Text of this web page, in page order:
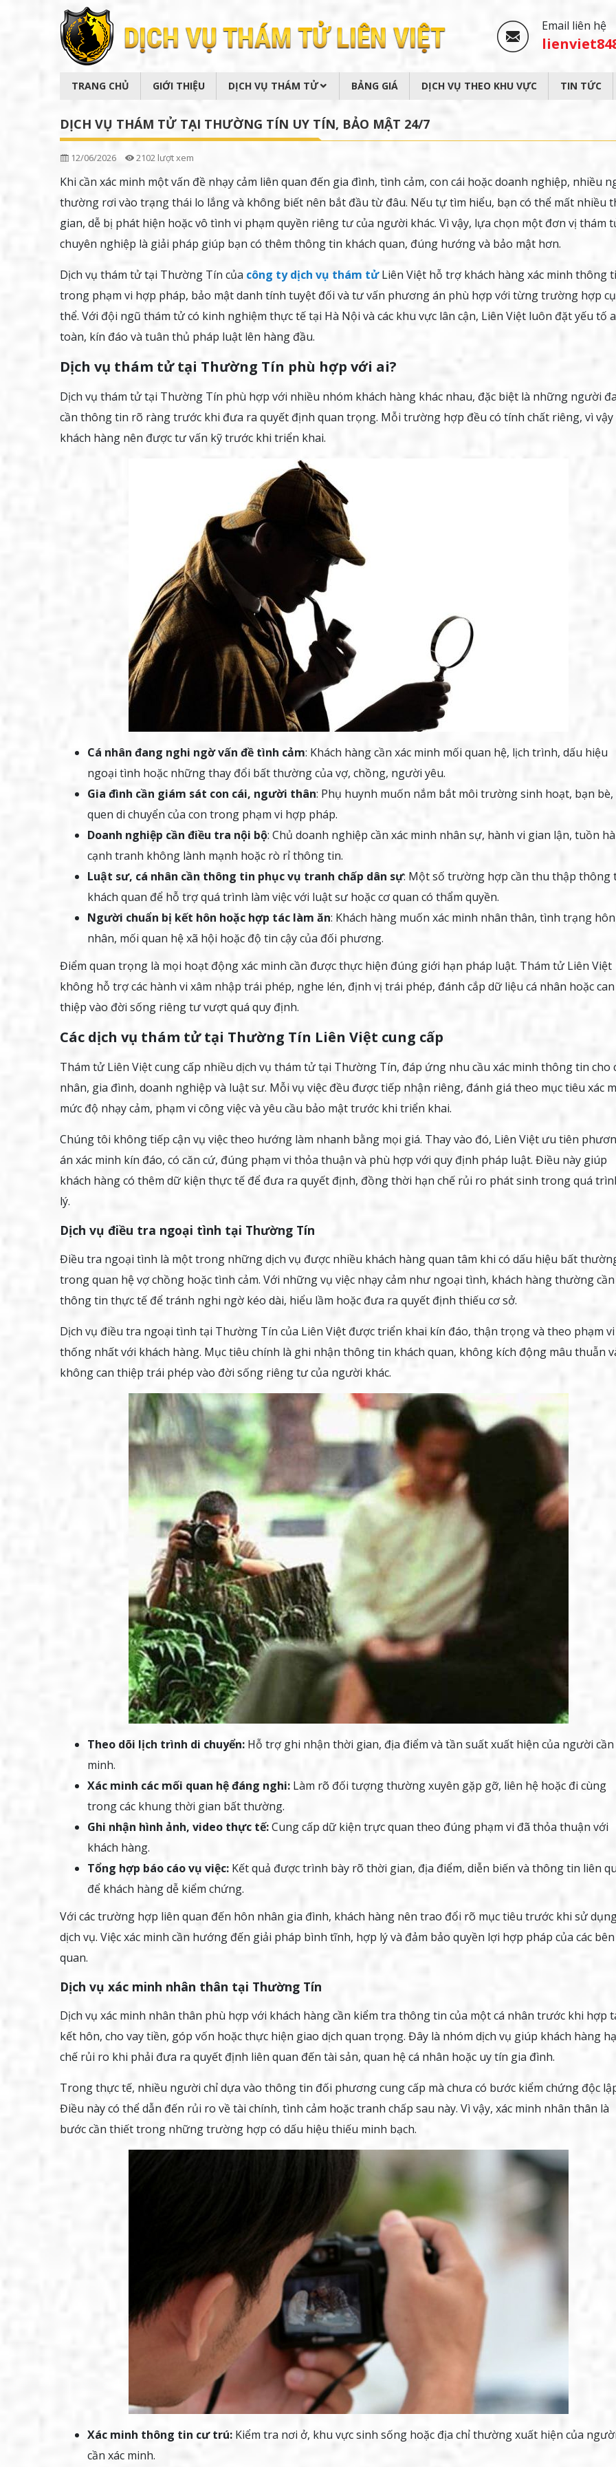
Email liên hệ
TRANG CHỦ GIỚI THIỆU DỊCH VỤ THÁM TỬ BẢNG GIÁ DỊCH VỤ THEO KHU VỰC TIN TỨC
DỊCH VỤ THÁM TỬ TẠI THƯỜNG TÍN UY TÍN, BẢO MẬT 24/7
12/06/2026 2102 lượt xem
Khi cần xác minh một vấn đề nhạy cảm liên quan đến gia đình, tình cảm, con cái hoặc doanh nghiệp, nhiều
thường rơi vào trạng thái lo lắng và không biết nên bắt đầu từ đâu. Nếu tự tìm hiểu, bạn có thể mất nhiều
gian, dễ bị phát hiện hoặc vô tình vi phạm quyền riêng tư của người khác. Vì vậy, lựa chọn một đơn vị thám
chuyên nghiệp là giải pháp giúp bạn có thêm thông tin khách quan, đúng hướng và bảo mật hơn.
Dịch vụ thám tử tại Thường Tín của công ty dịch vụ thám tửLiên Việt hỗ trợ khách hàng xác minh thông
trong phạm vi hợp pháp, bảo mật danh tính tuyệt đối và tư vấn phương án phù hợp với từng trường hợp cụ
thể. Với đội ngũ thám tử có kinh nghiệm thực tế tại Hà Nội và các khu vực lân cận, Liên Việt luôn đặt yếu tố
toàn, kín đáo và tuân thủ pháp luật lên hàng đầu.
Dịch vụ thám tử tại Thường Tín phù hợp với ai?
Dịch vụ thám tử tại Thường Tín phù hợp với nhiều nhóm khách hàng khác nhau, đặc biệt là những người
cần thông tin rõ ràng trước khi đưa ra quyết định quan trọng. Mỗi trường hợp đều có tính chất riêng, vì vậy
khách hàng nên được tư vấn kỹ trước khi triển khai.
Cá nhân đang nghi ngờ vấn đề tình cảm: Khách hàng cần xác minh mối quan hệ, lịch trình, dấu hiệu
ngoại tình hoặc những thay đổi bất thường của vợ, chồng, người yêu.
Gia đình cần giám sát con cái, người thân: Phụ huynh muốn nắm bắt môi trường sinh hoạt, bạn
quen di chuyển của con trong phạm vi hợp pháp.
Doanh nghiệp cần điều tra nội bộ: Chủ doanh nghiệp cần xác minh nhân sự, hành vi gian lận, tuồn
cạnh tranh không lành mạnh hoặc rò rỉ thông tin.
Luật sư, cá nhân cần thông tin phục vụ tranh chấp dân sự: Một số trường hợp cần thu thập thông
khách quan để hỗ trợ quá trình làm việc với luật sư hoặc cơ quan có thẩm quyền.
Người chuẩn bị kết hôn hoặc hợp tác làm ăn: Khách hàng muốn xác minh nhân thân, tình trạng hôn
nhân, mối quan hệ xã hội hoặc độ tin cậy của đối phương.
Điểm quan trọng là mọi hoạt động xác minh cần được thực hiện đúng giới hạn pháp luật. Thám tử Liên Việt
không hỗ trợ các hành vi xâm nhập trái phép, nghe lén, định vị trái phép, đánh cắp dữ liệu cá nhân hoặc can
thiệp vào đời sống riêng tư vượt quá quy định.
Các dịch vụ thám tử tại Thường Tín Liên Việt cung cấp
Thám tử Liên Việt cung cấp nhiều dịch vụ thám tử tại Thường Tín, đáp ứng nhu cầu xác minh thông tin cho
nhân, gia đình, doanh nghiệp và luật sư. Mỗi vụ việc đều được tiếp nhận riêng, đánh giá theo mục tiêu xác
mức độ nhạy cảm, phạm vi công việc và yêu cầu bảo mật trước khi triển khai.
Chúng tôi không tiếp cận vụ việc theo hướng làm nhanh bằng mọi giá. Thay vào đó, Liên Việt ưu tiên
án xác minh kín đáo, có căn cứ, đúng phạm vi thỏa thuận và phù hợp với quy định pháp luật. Điều này giúp
khách hàng có thêm dữ kiện thực tế để đưa ra quyết định, đồng thời hạn chế rủi ro phát sinh trong quá
lý.
Dịch vụ điều tra ngoại tình tại Thường Tín
Điều tra ngoại tình là một trong những dịch vụ được nhiều khách hàng quan tâm khi có dấu hiệu bất
trong quan hệ vợ chồng hoặc tình cảm. Với những vụ việc nhạy cảm như ngoại tình, khách hàng thường cần
thông tin thực tế để tránh nghi ngờ kéo dài, hiểu lầm hoặc đưa ra quyết định thiếu cơ sở.
Dịch vụ điều tra ngoại tình tại Thường Tín của Liên Việt được triển khai kín đáo, thận trọng và theo phạm
thống nhất với khách hàng. Mục tiêu chính là ghi nhận thông tin khách quan, không kích động mâu thuẫn
không can thiệp trái phép vào đời sống riêng tư của người khác.
Theo dõi lịch trình di chuyển: Hỗ trợ ghi nhận thời gian, địa điểm và tần suất xuất hiện của người cần
minh.
Xác minh các mối quan hệ đáng nghi: Làm rõ đối tượng thường xuyên gặp gỡ, liên hệ hoặc đi cùng
trong các khung thời gian bất thường.
Ghi nhận hình ảnh, video thực tế:Cung cấp dữ kiện trực quan theo đúng phạm vi đã thỏa thuận với
khách hàng.
Tổng hợp báo cáo vụ việc: Kết quả được trình bày rõ thời gian, địa điểm, diễn biến và thông tin liên
để khách hàng dễ kiểm chứng.
Với các trường hợp liên quan đến hôn nhân gia đình, khách hàng nên trao đổi rõ mục tiêu trước khi sử
dịch vụ. Việc xác minh cần hướng đến giải pháp bình tĩnh, hợp lý và đảm bảo quyền lợi hợp pháp của các
quan.
Dịch vụ xác minh nhân thân tại Thường Tín
Dịch vụ xác minh nhân thân phù hợp với khách hàng cần kiểm tra thông tin của một cá nhân trước khi hợp
kết hôn, cho vay tiền, góp vốn hoặc thực hiện giao dịch quan trọng. Đây là nhóm dịch vụ giúp khách hàng
chế rủi ro khi phải đưa ra quyết định liên quan đến tài sản, quan hệ cá nhân hoặc uy tín gia đình.
Trong thực tế, nhiều người chỉ dựa vào thông tin đối phương cung cấp mà chưa có bước kiểm chứng độc
Điều này có thể dẫn đến rủi ro về tài chính, tình cảm hoặc tranh chấp sau này. Vì vậy, xác minh nhân thân là
bước cần thiết trong những trường hợp có dấu hiệu thiếu minh bạch.
Xác minh thông tin cư trú: Kiểm tra nơi ở, khu vực sinh sống hoặc địa chỉ thường xuất hiện của
cần xác minh.